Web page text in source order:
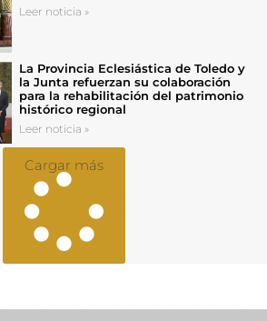
Leer noticia »
La Provincia Eclesiástica de Toledo y
la Junta refuerzan su colaboración
para la rehabilitación del patrimonio
histórico regional
Leer noticia »
Cargar más